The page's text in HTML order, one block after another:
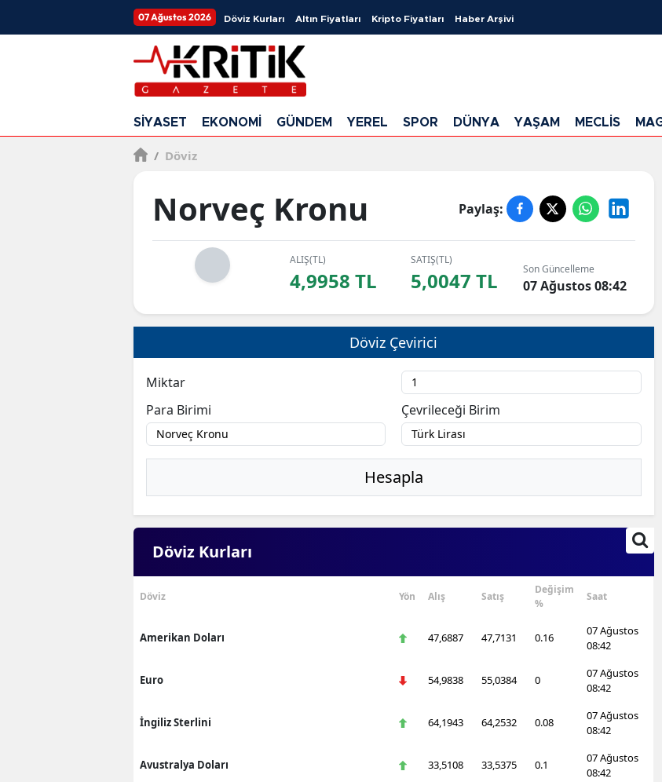
07 Ağustos 2026 Döviz Kurları Altın Fiyatları Kripto Fiyatları Haber Arşivi
SİYASET EKONOMİ GÜNDEM YEREL SPOR DÜNYA YAŞAM MECLİS
/ Döviz
Norveç Kronu Paylaş:
ALIŞ(TL)
4,9958 TL
SATIŞ(TL)
5,0047 TL Son Güncelleme
07 Ağustos 08:42
Döviz Çevirici
Miktar
Para Birimi
Çevrileceği Birim
Hesapla
Döviz Kurları
Döviz Yön Alış Satış
Değişim
%
Saat
Amerikan Doları 47,6887 47,7131 0.16
07 Ağustos
08:42
Euro 54,9838 55,0384 0
07 Ağustos
08:42
İngiliz Sterlini 64,1943 64,2532 0.08
07 Ağustos
08:42
Avustralya Doları 33,5108 33,5375 0.1
07 Ağustos
08:42